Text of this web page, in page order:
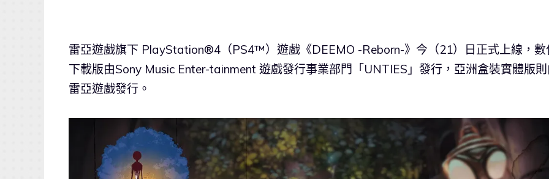
雷亞遊戲旗下 PlayStation®4（PS4™）遊戲《DEEMO -Reborn-》今（21）日正式上線，數
下載版由Sony Music Enter-tainment 遊戲發行事業部門「UNTIES」發行，亞洲盒裝實體版
雷亞遊戲發行。